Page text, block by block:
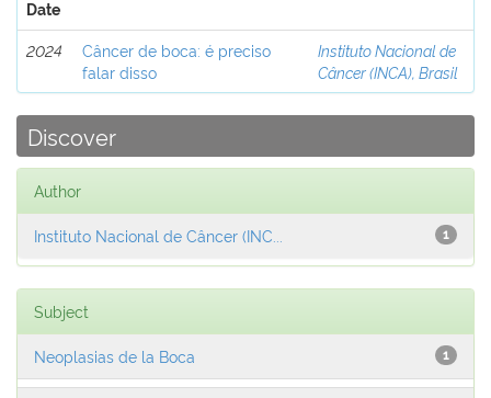
Date
2024
Câncer de boca: é preciso
falar disso
Instituto Nacional de
Câncer (INCA), Brasil
Discover
Author
1
Instituto Nacional de Câncer (INC...
Subject
1
Neoplasias de la Boca